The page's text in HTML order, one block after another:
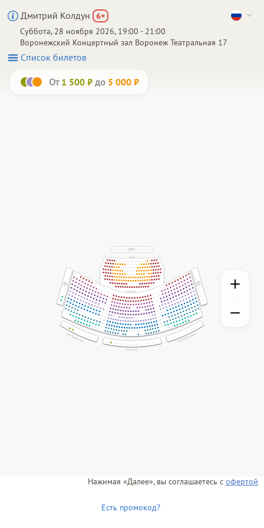
Дмитрий Колдун 6+
Суббота, 28 ноября 2026, 19:00 - 21:00
Воронежский Концертный зал Воронеж Театральная 17
Список билетов
От 1 500 ₽ до 5 000 ₽
Нажимая «Далее», вы соглашаетесь с офертой
Есть промокод?